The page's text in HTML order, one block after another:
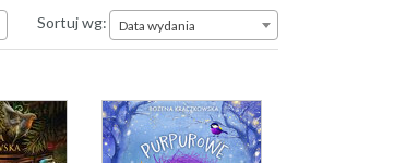
Sortuj wg:Data wydania
Data wydania